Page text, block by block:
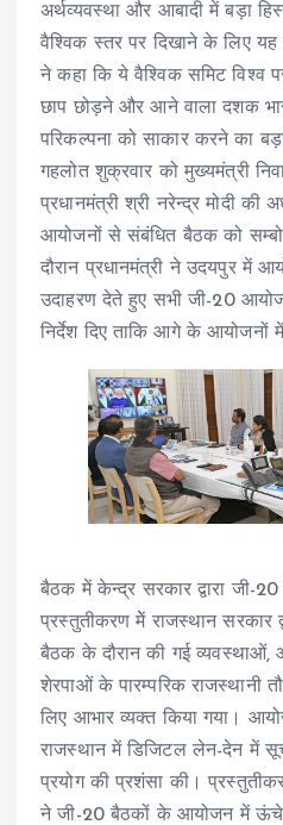
अर्थव्यवस्था और आबादी में बड़ा
वैश्विक स्तर पर दिखाने के लिए
ने कहा कि ये वैश्विक समिट विश्व
छाप छोड़ने और आने वाला दशक
परिकल्पना को साकार करने का
गहलोत शुक्रवार को मुख्यमंत्री
प्रधानमंत्री श्री नरेन्द्र मोदी
आयोजनों से संबंधित बैठक को
दौरान प्रधानमंत्री ने उदयपुर में
उदाहरण देते हुए सभी जी-20
निर्देश दिए ताकि आगे के
बैठक में केन्द्र सरकार द्वारा जी-
प्रस्तुतीकरण मेें राजस्थान सरकार
बैठक के दौरान की गई व्यवस्थाओं,
शेरपाओं के पारम्परिक राजस्थानी
लिए आभार व्यक्त किया गया।
राजस्थान में डिजिटल लेन-देन में
प्रयोग की प्रशंसा की।
ने जी-20 बैठकों के आयोजन में ऊंचे